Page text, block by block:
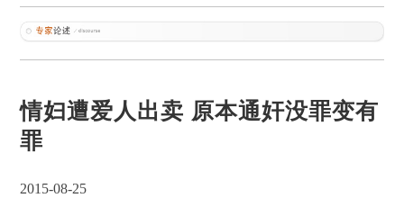
情妇遭爱人出卖 原本通奸没罪变有
罪
2015-08-25